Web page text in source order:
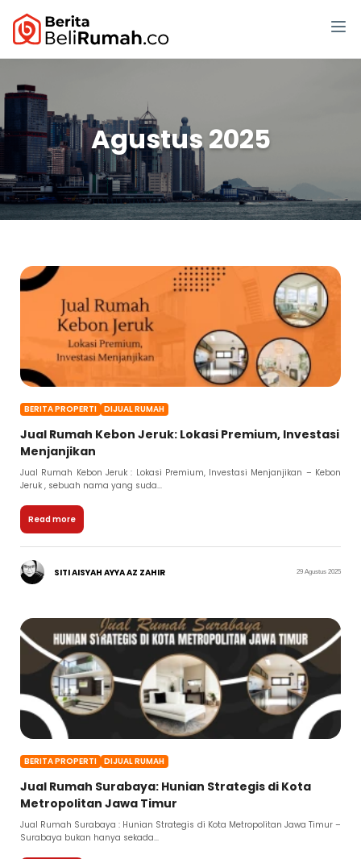
Agustus 2025
BERITA PROPERTI DIJUAL RUMAH
Jual Rumah Kebon Jeruk: Lokasi Premium, Investasi
Menjanjikan
Jual Rumah Kebon Jeruk : Lokasi Premium, Investasi Menjanjikan – Kebon
Jeruk , sebuah nama yang suda...
Read more
SITI AISYAH AYYA AZ ZAHIR 29 Agustus 2025
BERITA PROPERTI DIJUAL RUMAH
Jual Rumah Surabaya: Hunian Strategis di Kota
Metropolitan Jawa Timur
Jual Rumah Surabaya : Hunian Strategis di Kota Metropolitan Jawa Timur –
Surabaya bukan hanya sekada...